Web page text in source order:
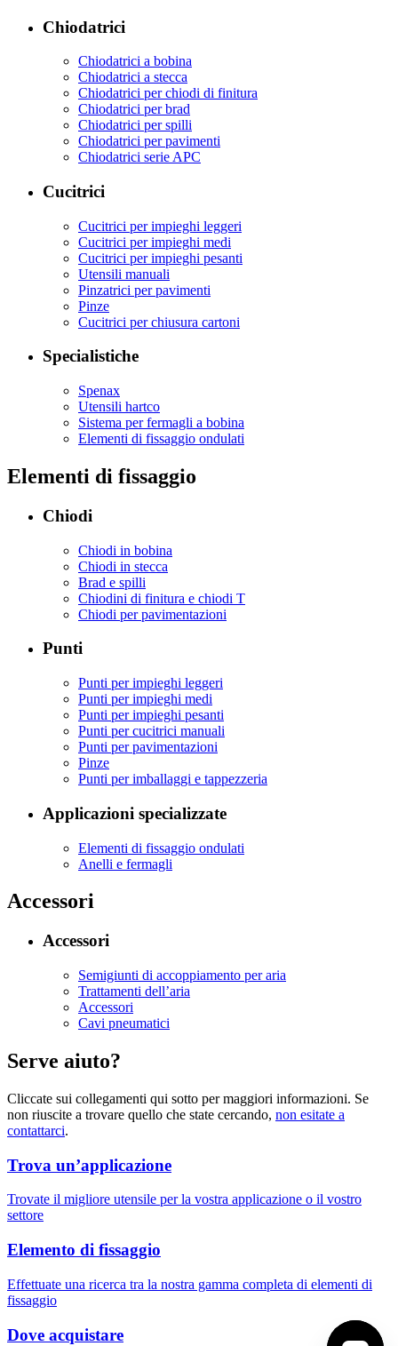
Chiodatrici
Chiodatrici a bobina
Chiodatrici a stecca
Chiodatrici per chiodi di finitura
Chiodatrici per brad
Chiodatrici per spilli
Chiodatrici per pavimenti
Chiodatrici serie APC
Cucitrici
Cucitrici per impieghi leggeri
Cucitrici per impieghi medi
Cucitrici per impieghi pesanti
Utensili manuali
Pinzatrici per pavimenti
Pinze
Cucitrici per chiusura cartoni
Specialistiche
Spenax
Utensili hartco
Sistema per fermagli a bobina
Elementi di fissaggio ondulati
Elementi di fissaggio
Chiodi
Chiodi in bobina
Chiodi in stecca
Brad e spilli
Chiodini di finitura e chiodi T
Chiodi per pavimentazioni
Punti
Punti per impieghi leggeri
Punti per impieghi medi
Punti per impieghi pesanti
Punti per cucitrici manuali
Punti per pavimentazioni
Pinze
Punti per imballaggi e tappezzeria
Applicazioni specializzate
Elementi di fissaggio ondulati
Anelli e fermagli
Accessori
Accessori
Semigiunti di accoppiamento per aria
Trattamenti dell’aria
Accessori
Cavi pneumatici
Serve aiuto?
Cliccate sui collegamenti qui sotto per maggiori informazioni. Se
non riuscite a trovare quello che state cercando, non esitate a
contattarci.
Trova un’applicazione
Trovate il migliore utensile per la vostra applicazione o il vostro
settore
Elemento di fissaggio
Effettuate una ricerca tra la nostra gamma completa di elementi di
fissaggio
Dove acquistare